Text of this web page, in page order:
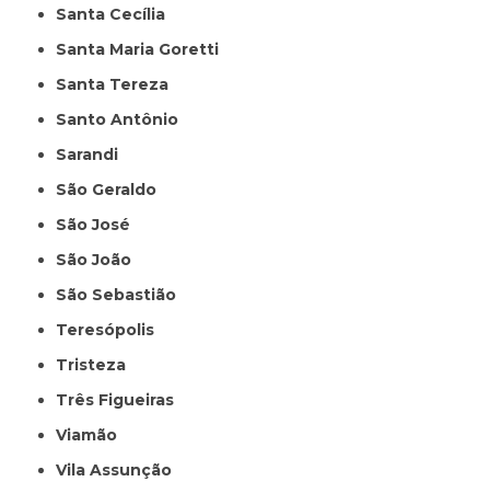
Santa Cecília
Santa Maria Goretti
Santa Tereza
Santo Antônio
Sarandi
São Geraldo
São José
São João
São Sebastião
Teresópolis
Tristeza
Três Figueiras
Viamão
Vila Assunção